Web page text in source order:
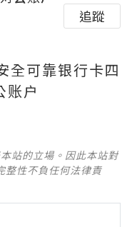
追蹤
可靠银行卡四
账户
站的立場。因此本站對
整性不負任何法律責